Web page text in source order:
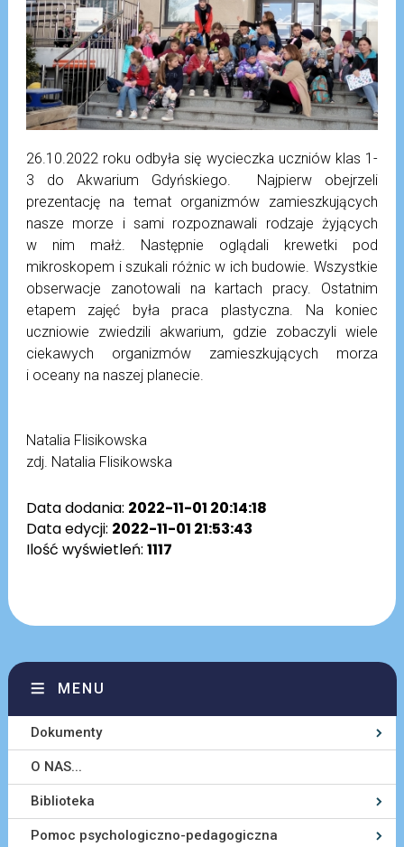
26.10.2022 roku odbyła się wycieczka uczniów klas 1-
3 do Akwarium Gdyńskiego. Najpierw obejrzeli
prezentację na temat organizmów zamieszkujących
nasze morze i sami rozpoznawali rodzaje żyjących
w nim małż. Następnie oglądali krewetki pod
mikroskopem i szukali różnic w ich budowie. Wszystkie
obserwacje zanotowali na kartach pracy. Ostatnim
etapem zajęć była praca plastyczna. Na koniec
uczniowie zwiedzili akwarium, gdzie zobaczyli wiele
ciekawych organizmów zamieszkujących morza
i oceany na naszej planecie.
Natalia Flisikowska
zdj. Natalia Flisikowska
Data dodania: 2022-11-01 20:14:18
Data edycji: 2022-11-01 21:53:43
Ilość wyświetleń: 1117
MENU
Dokumenty
O NAS...
Biblioteka
Pomoc psychologiczno-pedagogiczna